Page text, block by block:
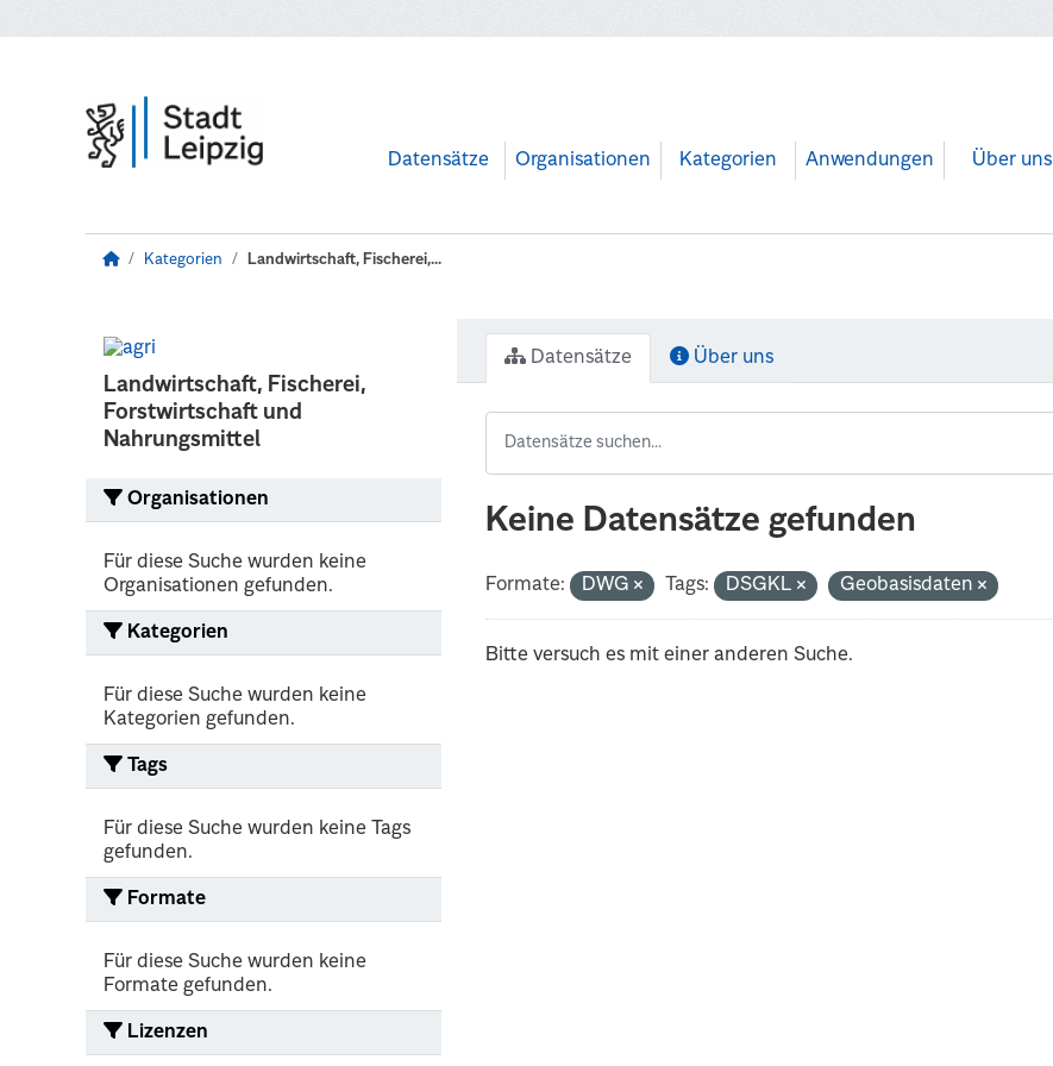
Datensätze Organisationen Kategorien Anwendungen Über uns
Kategorien Landwirtschaft, Fischerei,...
Landwirtschaft, Fischerei,
Forstwirtschaft und
Nahrungsmittel
Organisationen
Für diese Suche wurden keine
Organisationen gefunden.
Kategorien
Für diese Suche wurden keine
Kategorien gefunden.
Tags
Für diese Suche wurden keine Tags
gefunden.
Formate
Für diese Suche wurden keine
Formate gefunden.
Lizenzen
Datensätze Über uns
Keine Datensätze gefunden
Formate: DWG Tags: DSGKL Geobasisdaten
Bitte versuch es mit einer anderen Suche.